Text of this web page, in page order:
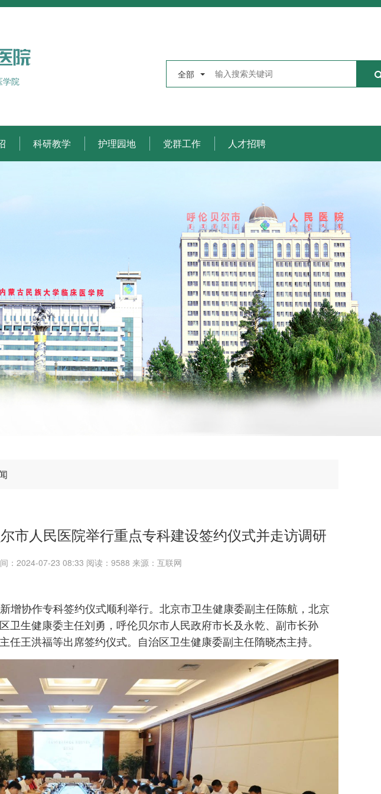
学院
全部
科研教学 护理园地 党群工作 人才招聘
市人民医院举行重点专科建设签约仪式并走访调研
：2024-07-23 08:33 阅读：9588 来源：互联网
增协作专科签约仪式顺利举行。北京市卫生健康委副主任陈航，北京
卫生健康委主任刘勇，呼伦贝尔市人民政府市长及永乾、副市长孙
任王洪福等出席签约仪式。自治区卫生健康委副主任隋晓杰主持。